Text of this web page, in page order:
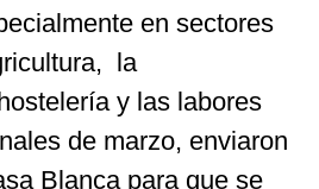
en sectores
la
y las labores
de marzo, enviaron
Blanca para que se